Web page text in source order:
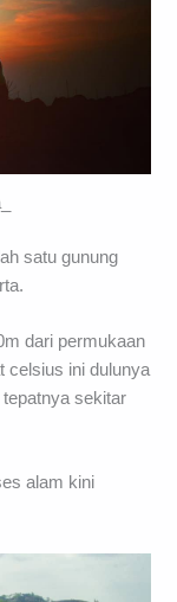
satu gunung
dari permukaan
celsius ini dulunya
sekitar
alam kini